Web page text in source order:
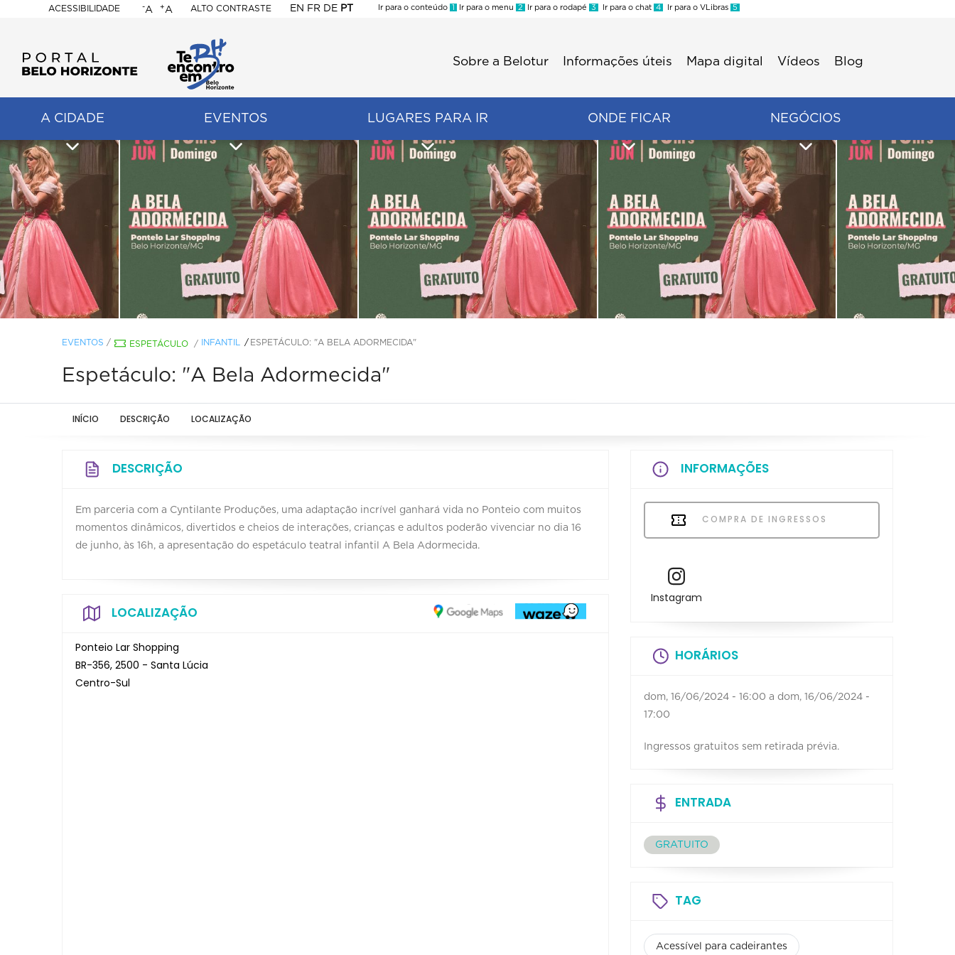
ACESSIBILIDADE
BELO
HORIZONTE
-A +A ALTO CONTRASTE EN FR DE PT
Ir para o conteúdo 1 Ir para o menu 2 Ir para o rodapé 3 Ir para o chat 4 Ir para o VLibras 5
Sobre a Belotur Informações úteis Mapa digital Vídeos Blog
A CIDADE EVENTOS LUGARES PARA IR ONDE FICAR NEGÓCIOS
EVENTOS / ESPETÁCULO / INFANTIL ESPETÁCULO: "A BELA ADORMECIDA"
Espetáculo: "A Bela Adormecida"
INÍCIO DESCRIÇÃO LOCALIZAÇÃO
DESCRIÇÃO
Em parceria com a Cyntilante Produções, uma adaptação incrível ganhará vida no Ponteio com muitos
momentos dinâmicos, divertidos e cheios de interações, crianças e adultos poderão vivenciar no dia 16
de junho, às 16h, a apresentação do espetáculo teatral infantil A Bela Adormecida.
LOCALIZAÇÃO
Ponteio Lar Shopping
BR-356, 2500 - Santa Lúcia
Centro-Sul
INFORMAÇÕES
COMPRA DE INGRESSOS
Instagram
HORÁRIOS
dom, 16/06/2024 - 16:00 a dom, 16/06/2024 -
17:00
Ingressos gratuitos sem retirada prévia.
ENTRADA
GRATUITO
TAG
Acessível para cadeirantes